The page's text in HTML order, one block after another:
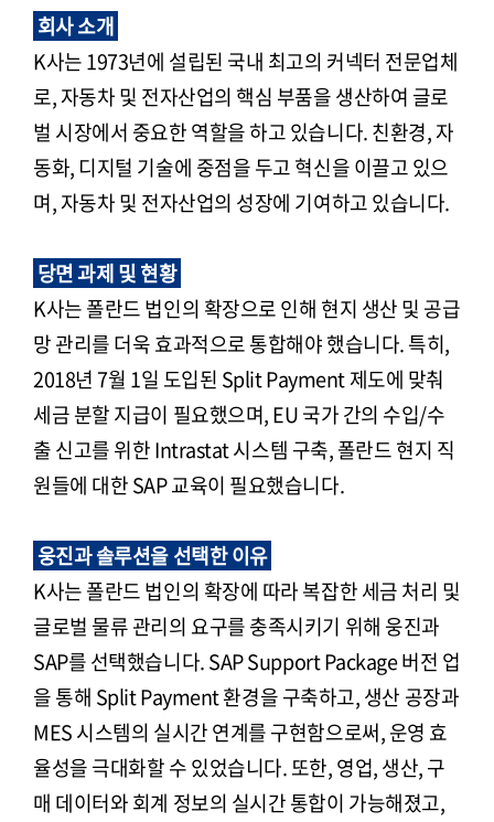
회사 소개
K사는 1973년에 설립된 국내 최고의 커넥터 전문업체
로, 자동차 및 전자산업의 핵심 부품을 생산하여 글로
벌 시장에서 중요한 역할을 하고 있습니다. 친환경, 자
동화, 디지털 기술에 중점을 두고 혁신을 이끌고 있으
며, 자동차 및 전자산업의 성장에 기여하고 있습니다.
당면 과제 및 현황
K사는 폴란드 법인의 확장으로 인해 현지 생산 및 공급
망 관리를 더욱 효과적으로 통합해야 했습니다. 특히,
2018년 7월 1일 도입된 Split Payment 제도에 맞춰
세금 분할 지급이 필요했으며, EU 국가 간의 수입/수
출 신고를 위한 Intrastat 시스템 구축, 폴란드 현지 직
원들에 대한 SAP 교육이 필요했습니다.
웅진과 솔루션을 선택한 이유
K사는 폴란드 법인의 확장에 따라 복잡한 세금 처리 및
글로벌 물류 관리의 요구를 충족시키기 위해 웅진과
SAP를 선택했습니다. SAP Support Package 버전 업
을 통해 Split Payment 환경을 구축하고, 생산 공장과
MES 시스템의 실시간 연계를 구현함으로써, 운영 효
율성을 극대화할 수 있었습니다. 또한, 영업, 생산, 구
매 데이터와 회계 정보의 실시간 통합이 가능해졌고,